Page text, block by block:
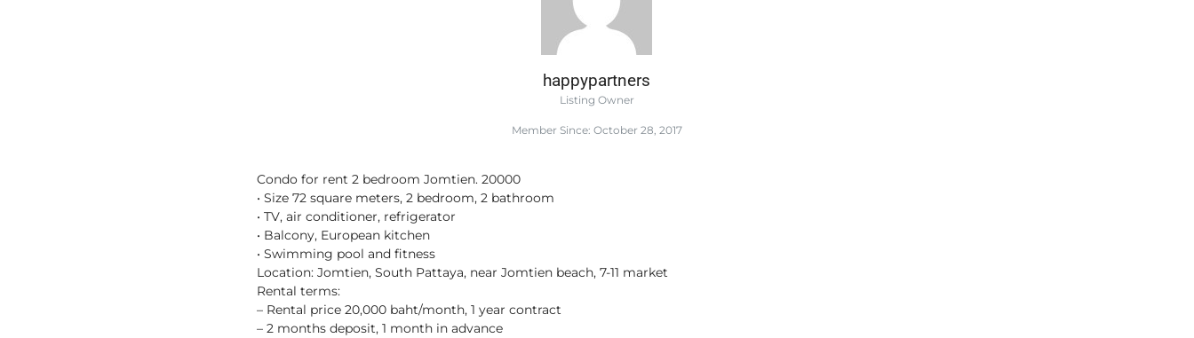
happypartners
Listing Owner
Member Since: October 28, 2017
Condo for rent 2 bedroom Jomtien. 20000
• Size 72 square meters, 2 bedroom, 2 bathroom
• TV, air conditioner, refrigerator
• Balcony, European kitchen
• Swimming pool and fitness
Location: Jomtien, South Pattaya, near Jomtien beach, 7-11 market
Rental terms:
– Rental price 20,000 baht/month, 1 year contract
– 2 months deposit, 1 month in advance